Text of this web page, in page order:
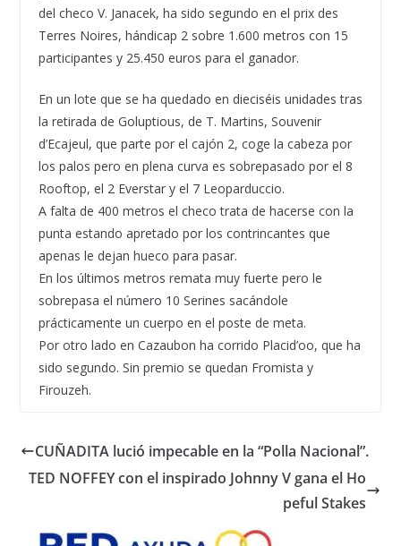
del checo V. Janacek, ha sido segundo en el prix des
Terres Noires, hándicap 2 sobre 1.600 metros con 15
participantes y 25.450 euros para el ganador.
En un lote que se ha quedado en dieciséis unidades tras
la retirada de Goluptious, de T. Martins, Souvenir
d’Ecajeul, que parte por el cajón 2, coge la cabeza por
los palos pero en plena curva es sobrepasado por el 8
Rooftop, el 2 Everstar y el 7 Leoparduccio.
A falta de 400 metros el checo trata de hacerse con la
punta estando apretado por los contrincantes que
apenas le dejan hueco para pasar.
En los últimos metros remata muy fuerte pero le
sobrepasa el número 10 Serines sacándole
prácticamente un cuerpo en el poste de meta.
Por otro lado en Cazaubon ha corrido Placid’oo, que ha
sido segundo. Sin premio se quedan Fromista y
Firouzeh.
CUÑADITA lució impecable en la “Polla Nacional”.
TED NOFFEY con el inspirado Johnny V gana el Ho
peful Stakes